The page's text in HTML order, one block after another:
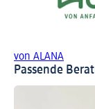
von ALANA
Passende